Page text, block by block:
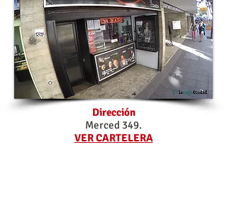
Dirección
Merced 349.
VER CARTELERA